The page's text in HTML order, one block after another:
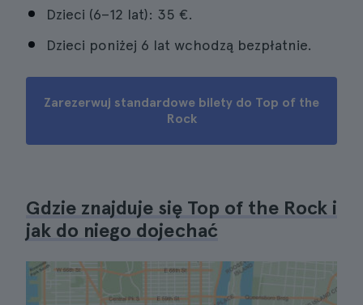
Dzieci (6–12 lat): 35 €.
Dzieci poniżej 6 lat wchodzą bezpłatnie.
Zarezerwuj standardowe bilety do Top of the
Rock
Gdzie znajduje się Top of the Rock i
jak do niego dojechać